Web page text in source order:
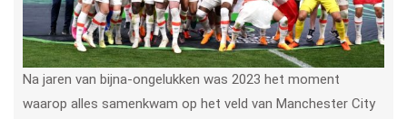
Na jaren van bijna-ongelukken was 2023 het moment
waarop alles samenkwam op het veld van Manchester City